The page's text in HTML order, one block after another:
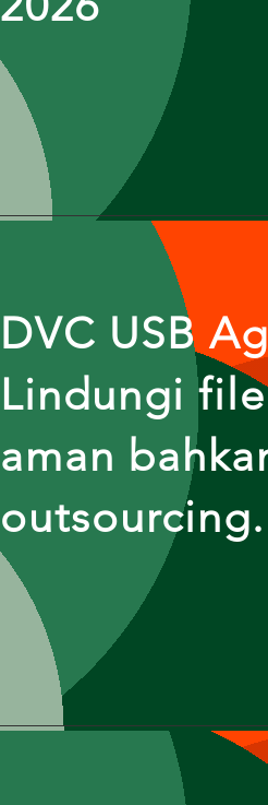
DVC USB
Lindungi
aman
outsourcing.